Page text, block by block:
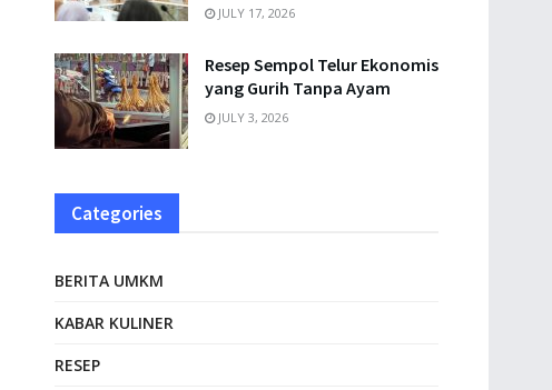
JULY 17, 2026
Resep Sempol Telur Ekonomis
yang Gurih Tanpa Ayam
JULY 3, 2026
Categories
BERITA UMKM
KABAR KULINER
RESEP